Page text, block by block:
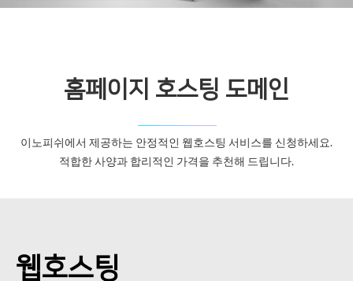
홈페이지 호스팅 도메인
이노피쉬에서 제공하는 안정적인 웹호스팅 서비스를 신청하세요.
적합한 사양과 합리적인 가격을 추천해 드립니다.
웹호스팅